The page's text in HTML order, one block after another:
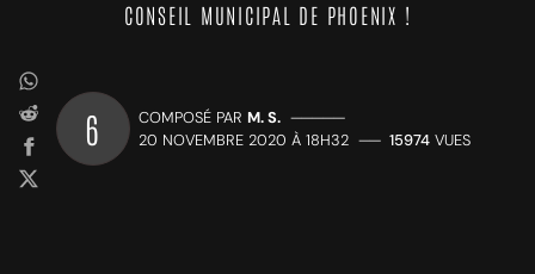
CONSEIL MUNICIPAL DE PHOENIX !
6 COMPOSÉ PAR M. S. —————
20 NOVEMBRE 2020 À 18H32 —— 15974 VUES